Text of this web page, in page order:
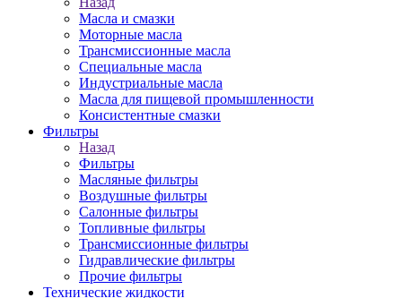
Масла и смазки
Моторные масла
Трансмиссионные масла
Специальные масла
Индустриальные масла
Масла для пищевой промышленности
Консистентные смазки
Фильтры
Назад
Фильтры
Масляные фильтры
Воздушные фильтры
Салонные фильтры
Топливные фильтры
Трансмиссионные фильтры
Гидравлические фильтры
Прочие фильтры
Технические жидкости